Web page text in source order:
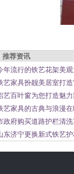
推荐资讯
年流行的铁艺花架美
艺家具扮靓美居室打
艺百叶窗为您打造魅
艺家具的古典与浪漫
政府购买道路护栏清
东济宁更换新式铁艺